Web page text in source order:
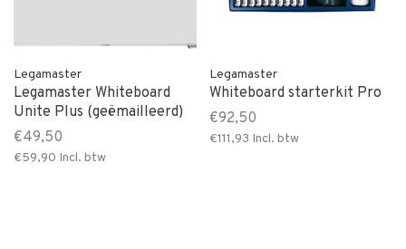
Legamaster
Legamaster Whiteboard
Unite Plus (geëmailleerd)
€49,50
€59,90 Incl. btw
Legamaster
Whiteboard starterkit Pro
€92,50
€111,93 Incl. btw